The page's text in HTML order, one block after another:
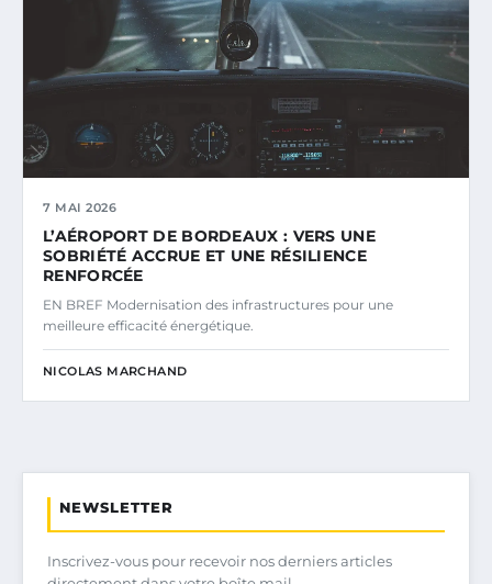
7 MAI 2026
L’AÉROPORT DE BORDEAUX : VERS UNE
SOBRIÉTÉ ACCRUE ET UNE RÉSILIENCE
RENFORCÉE
EN BREF Modernisation des infrastructures pour une
meilleure efficacité énergétique.
NICOLAS MARCHAND
NEWSLETTER
Inscrivez-vous pour recevoir nos derniers articles